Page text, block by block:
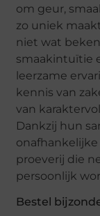
om geur,
zo uniek
niet wat
smaakintuïtie
leerzame
kennis van
van
Dankzij hun
proeverij die
persoonlijk
Bestel